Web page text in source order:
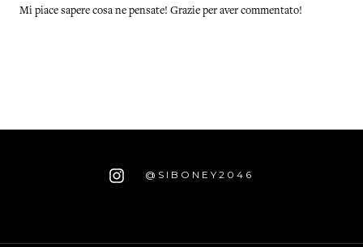
Mi piace sapere cosa ne pensate! Grazie per aver commentato!
@SIBONEY2046